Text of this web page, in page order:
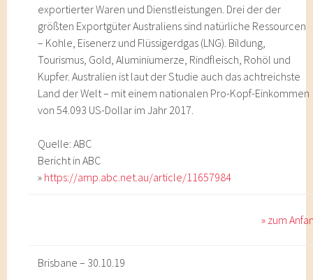
exportierter Waren und Dienstleistungen. Drei der der
größten Exportgüter Australiens sind natürliche Ressourcen
– Kohle, Eisenerz und Flüssigerdgas (LNG). Bildung,
Tourismus, Gold, Aluminiumerze, Rindfleisch, Rohöl und
Kupfer. Australien ist laut der Studie auch das achtreichste
Land der Welt – mit einem nationalen Pro-Kopf-Einkommen
von 54.093 US-Dollar im Jahr 2017.
Quelle: ABC
Bericht in ABC
» https://amp.abc.net.au/article/11657984
» zum
Brisbane – 30.10.19